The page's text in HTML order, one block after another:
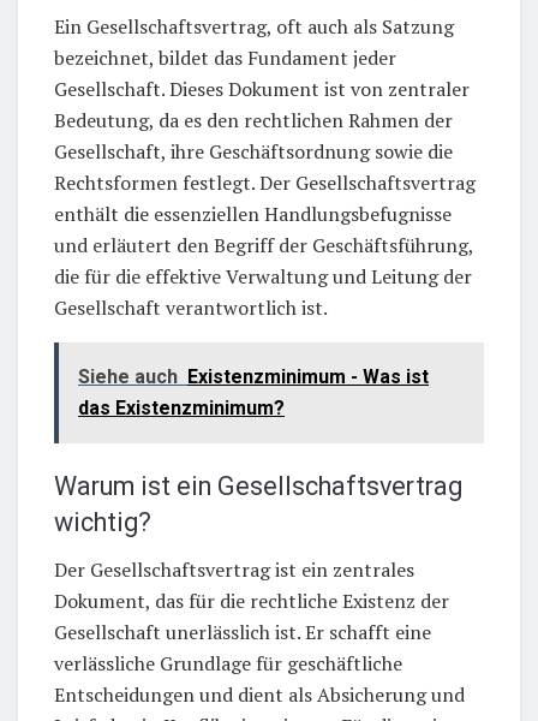
Ein Gesellschaftsvertrag, oft auch als Satzung
bezeichnet, bildet das Fundament jeder
Gesellschaft. Dieses Dokument ist von zentraler
Bedeutung, da es den rechtlichen Rahmen der
Gesellschaft, ihre Geschäftsordnung sowie die
Rechtsformen festlegt. Der Gesellschaftsvertrag
enthält die essenziellen Handlungsbefugnisse
und erläutert den Begriff der Geschäftsführung,
die für die effektive Verwaltung und Leitung der
Gesellschaft verantwortlich ist.
Siehe auch Existenzminimum - Was ist
das Existenzminimum?
Warum ist ein Gesellschaftsvertrag
wichtig?
Der Gesellschaftsvertrag ist ein zentrales
Dokument, das für die rechtliche Existenz der
Gesellschaft unerlässlich ist. Er schafft eine
verlässliche Grundlage für geschäftliche
Entscheidungen und dient als Absicherung und